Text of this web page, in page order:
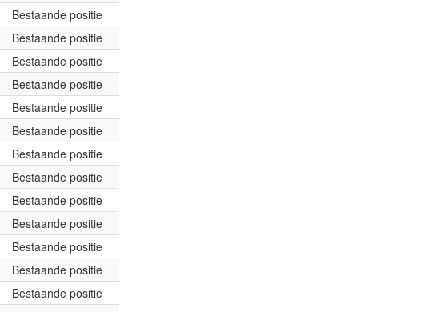
Bestaande positie
Bestaande positie
Bestaande positie
Bestaande positie
Bestaande positie
Bestaande positie
Bestaande positie
Bestaande positie
Bestaande positie
Bestaande positie
Bestaande positie
Bestaande positie
Bestaande positie